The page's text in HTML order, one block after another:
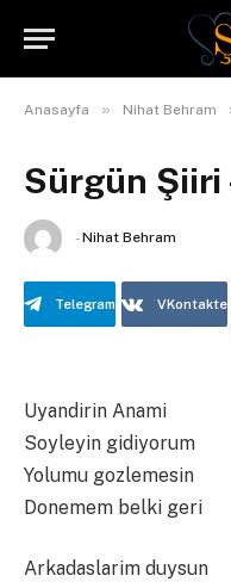
Anasayfa » Nihat Behram
Sürgün Şiiri
-Nihat Behram
Telegram VKontakte
Uyandirin Anami
Soyleyin gidiyorum
Yolumu gozlemesin
Donemem belki geri
Arkadaslarim duysun